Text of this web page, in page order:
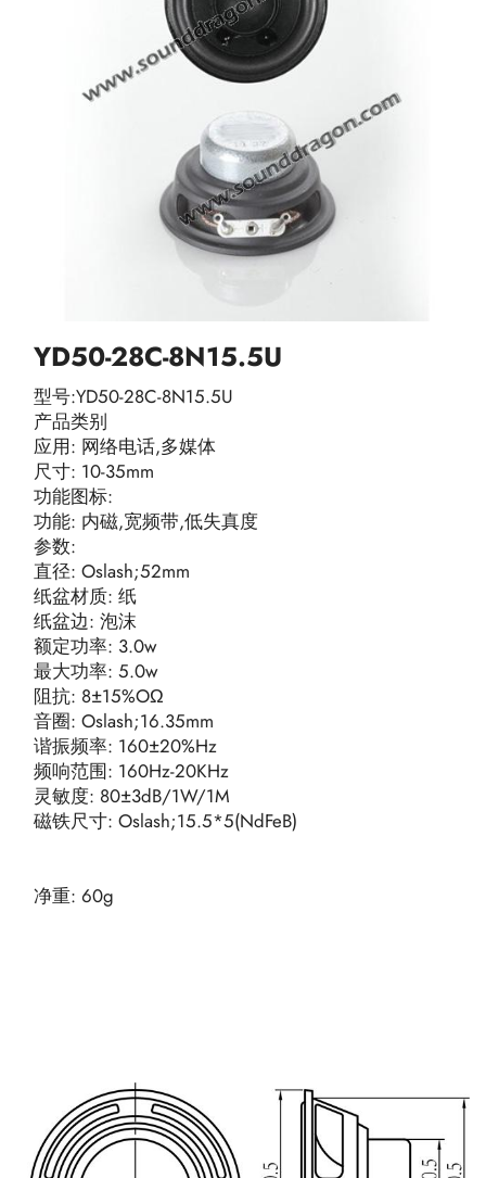
YD50-28C-8N15.5U
型号:YD50-28C-8N15.5U
产品类别
应用: 网络电话,多媒体
尺寸: 10-35mm
功能图标:
功能: 内磁,宽频带,低失真度
参数:
直径: Oslash;52mm
纸盆材质: 纸
纸盆边: 泡沫
额定功率: 3.0w
最大功率: 5.0w
阻抗: 8±15%OΩ
音圈: Oslash;16.35mm
谐振频率: 160±20%Hz
频响范围: 160Hz-20KHz
灵敏度: 80±3dB/1W/1M
磁铁尺寸: Oslash;15.5*5(NdFeB)
净重: 60g